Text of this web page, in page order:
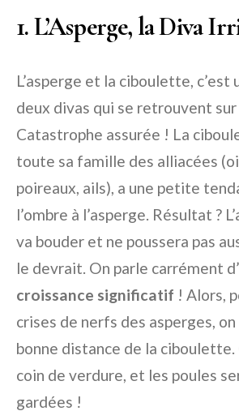
1. L’Asperge, la Diva
L’asperge et la ciboulette, c’est
deux divas qui se retrouvent sur
Catastrophe assurée ! La
toute sa famille des alliacées
poireaux, ails), a une petite
l’ombre à l’asperge. Résultat ?
va bouder et ne poussera pas
le devrait. On parle carrément
croissance significatif ! Alors,
crises de nerfs des asperges,
bonne distance de la ciboulette.
coin de verdure, et les poules
gardées !